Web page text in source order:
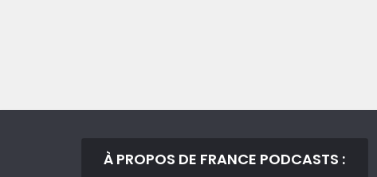
À PROPOS DE FRANCE PODCASTS :